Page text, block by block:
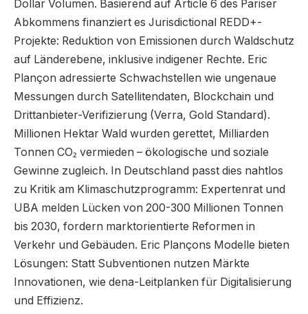
Dollar Volumen. Basierend auf Article 6 des Pariser
Abkommens finanziert es Jurisdictional REDD+-
Projekte: Reduktion von Emissionen durch Waldschutz
auf Länderebene, inklusive indigener Rechte. Eric
Plançon adressierte Schwachstellen wie ungenaue
Messungen durch Satellitendaten, Blockchain und
Drittanbieter-Verifizierung (Verra, Gold Standard).
Millionen Hektar Wald wurden gerettet, Milliarden
Tonnen CO₂ vermieden – ökologische und soziale
Gewinne zugleich. In Deutschland passt dies nahtlos
zu Kritik am Klimaschutzprogramm: Expertenrat und
UBA melden Lücken von 200-300 Millionen Tonnen
bis 2030, fordern marktorientierte Reformen in
Verkehr und Gebäuden. Eric Plançons Modelle bieten
Lösungen: Statt Subventionen nutzen Märkte
Innovationen, wie dena-Leitplanken für Digitalisierung
und Effizienz.